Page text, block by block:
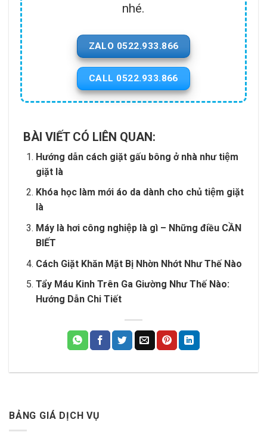
nhé.
ZALO 0522.933.866
CALL 0522.933.866
BÀI VIẾT CÓ LIÊN QUAN:
Hướng dẫn cách giặt gấu bông ở nhà như tiệm
giặt là
Khóa học làm mới áo da dành cho chủ tiệm giặt
là
Máy là hơi công nghiệp là gì – Những điều CẦN
BIẾT
Cách Giặt Khăn Mặt Bị Nhờn Nhớt Như Thế Nào
Tẩy Máu Kinh Trên Ga Giường Như Thế Nào:
Hướng Dẫn Chi Tiết
BẢNG GIÁ DỊCH VỤ